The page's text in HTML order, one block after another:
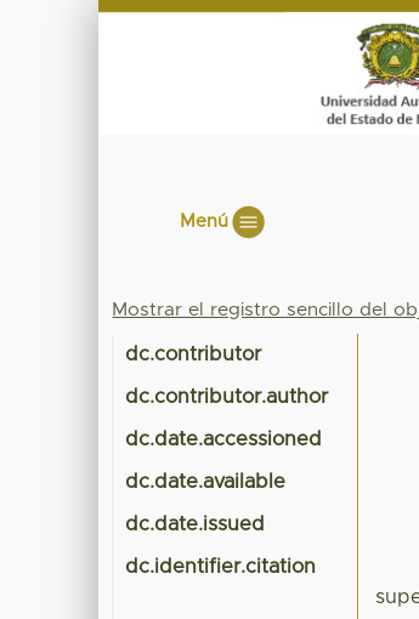
Menú
Mostrar el registro sencillo del
dc.contributor
dc.contributor.author
dc.date.accessioned
dc.date.available
dc.date.issued
dc.identifier.citation